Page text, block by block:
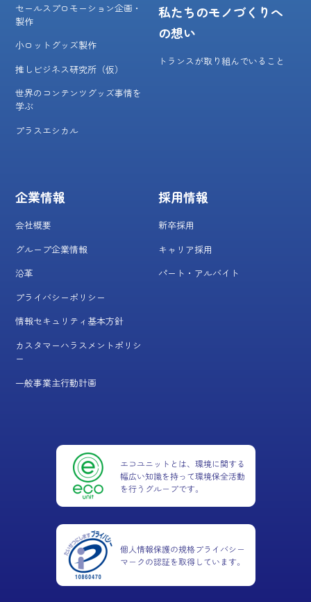
セールスプロモーション企画・
製作
小ロットグッズ製作
推しビジネス研究所（仮）
世界のコンテンツグッズ事情を
学ぶ
プラスエシカル
私たちのモノづくりへ
の想い
トランスが取り組んでいること
企業情報
会社概要
グループ企業情報
沿革
プライバシーポリシー
情報セキュリティ基本方針
カスタマーハラスメントポリシ
ー
一般事業主行動計画
採用情報
新卒採用
キャリア採用
パート・アルバイト